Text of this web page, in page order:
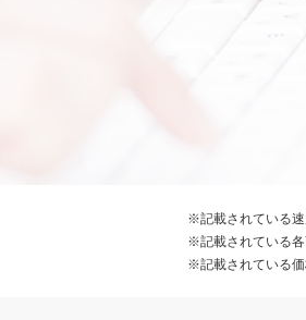
※記載されている速
※記載されている各
※記載されている価